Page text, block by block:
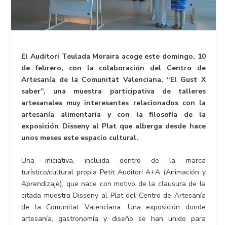
El Auditori Teulada Moraira acoge este domingo, 10
de febrero, con la colaboración del Centro de
Artesanía de la Comunitat Valenciana, “El Gust X
saber”, una muestra participativa de talleres
artesanales muy interesantes relacionados con la
artesanía alimentaria y con la filosofía de la
exposición Disseny al Plat que alberga desde hace
unos meses este espacio cultural.
Una iniciativa, incluida dentro de la marca
turístico/cultural propia Petit Auditori A+A (Animación y
Aprendizaje), que nace con motivo de la clausura de la
citada muestra Disseny al Plat del Centro de Artesanía
de la Comunitat Valenciana. Una exposición donde
artesanía, gastronomía y diseño se han unido para